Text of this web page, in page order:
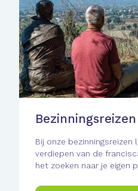
Bezinningsreizen
Bij onze
verdiepen van de
het zoeken naar je eigen